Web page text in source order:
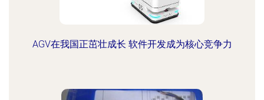
AGV在我国正茁壮成长 软件开发成为核心竞争力